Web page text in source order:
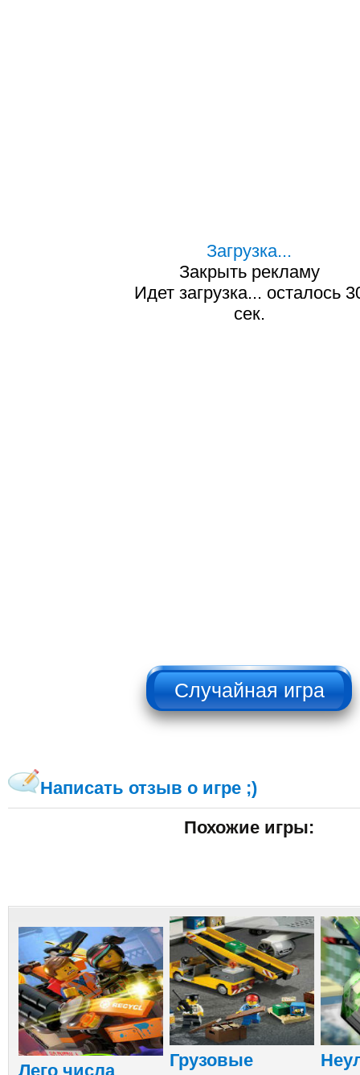
Загрузка...
Закрыть рекламу
Идет загрузка... осталось
сек.
НЕ НАЖИМАТЬ!!!
Написать отзыв о игре ;)
Похожие игры:
Лего числа
Грузовые